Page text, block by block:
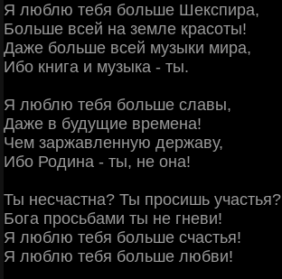
Я люблю тебя больше Шекспира,
Больше всей на земле красоты!
Даже больше всей музыки мира,
Ибо книга и музыка - ты.
Я люблю тебя больше славы,
Даже в будущие времена!
Чем заржавленную державу,
Ибо Родина - ты, не она!
Ты несчастна? Ты просишь участья?
Бога просьбами ты не гневи!
Я люблю тебя больше счастья!
Я люблю тебя больше любви!